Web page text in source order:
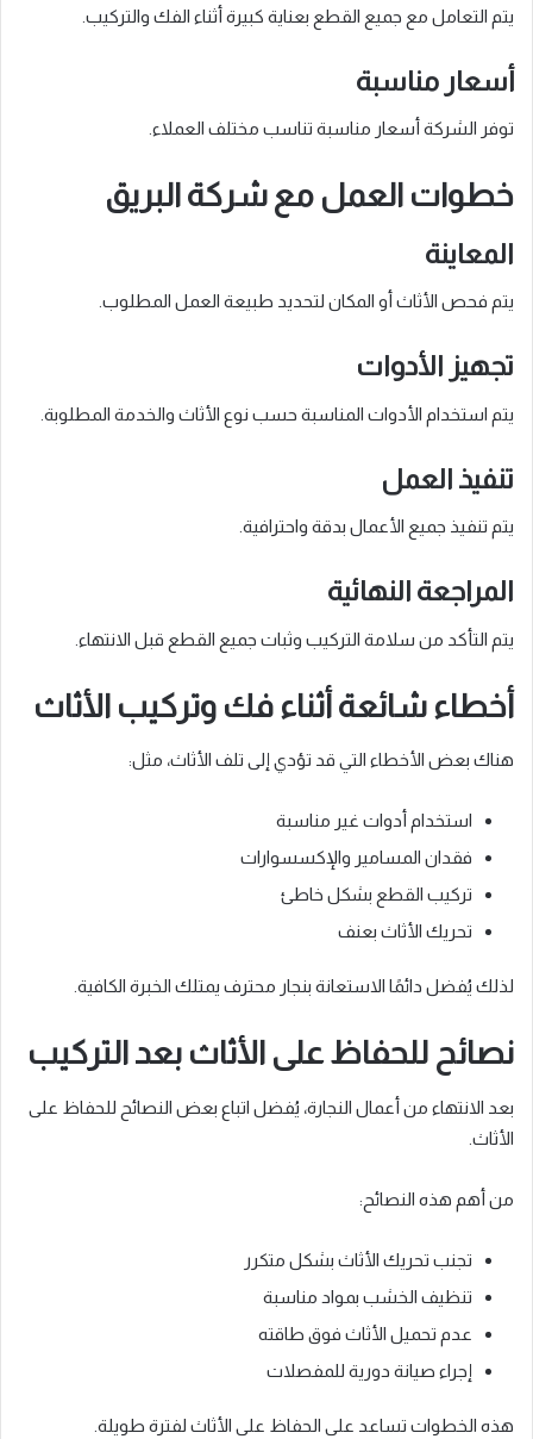
يتم التعامل مع جميع القطع بعناية كبيرة أثناء الفك والتركيب.
أسعار مناسبة
توفر الشركة أسعار مناسبة تناسب مختلف العملاء.
خطوات العمل مع شركة البريق
المعاينة
يتم فحص الأثاث أو المكان لتحديد طبيعة العمل المطلوب.
تجهيز الأدوات
يتم استخدام الأدوات المناسبة حسب نوع الأثاث والخدمة المطلوبة.
تنفيذ العمل
يتم تنفيذ جميع الأعمال بدقة واحترافية.
المراجعة النهائية
يتم التأكد من سلامة التركيب وثبات جميع القطع قبل الانتهاء.
أخطاء شائعة أثناء فك وتركيب الأثاث
هناك بعض الأخطاء التي قد تؤدي إلى تلف الأثاث، مثل:
استخدام أدوات غير مناسبة
فقدان المسامير والإكسسوارات
تركيب القطع بشكل خاطئ
تحريك الأثاث بعنف
لذلك يُفضل دائمًا الاستعانة بنجار محترف يمتلك الخبرة الكافية.
نصائح للحفاظ على الأثاث بعد التركيب
بعد الانتهاء من أعمال النجارة، يُفضل اتباع بعض النصائح للحفاظ على
الأثاث.
من أهم هذه النصائح:
تجنب تحريك الأثاث بشكل متكرر
تنظيف الخشب بمواد مناسبة
عدم تحميل الأثاث فوق طاقته
إجراء صيانة دورية للمفصلات
هذه الخطوات تساعد على الحفاظ على الأثاث لفترة طويلة.